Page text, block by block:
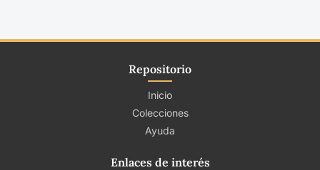
Repositorio
Inicio
Colecciones
Ayuda
Enlaces de interés